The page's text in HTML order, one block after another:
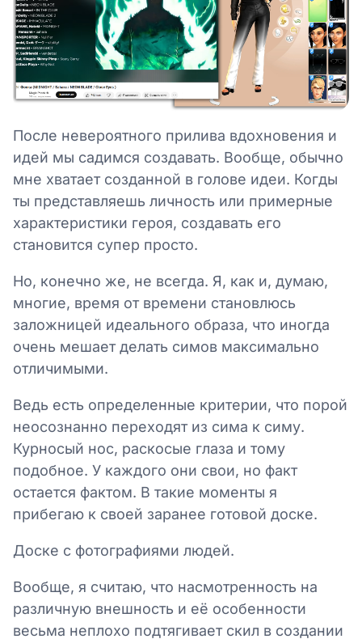
После невероятного прилива вдохновения и
идей мы садимся создавать. Вообще, обычно
мне хватает созданной в голове идеи. Когды
ты представляешь личность или примерные
характеристики героя, создавать его
становится супер просто.
Но, конечно же, не всегда. Я, как и, думаю,
многие, время от времени становлюсь
заложницей идеального образа, что иногда
очень мешает делать симов максимально
отличимыми.
Ведь есть определенные критерии, что порой
неосознанно переходят из сима к симу.
Курносый нос, раскосые глаза и тому
подобное. У каждого они свои, но факт
остается фактом. В такие моменты я
прибегаю к своей заранее готовой доске.
Доске с фотографиями людей.
Вообще, я считаю, что насмотренность на
различную внешность и её особенности
весьма неплохо подтягивает скил в создании